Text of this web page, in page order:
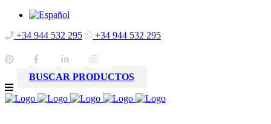
+34 944 532 295 +34 944 532 295
BUSCAR PRODUCTOS